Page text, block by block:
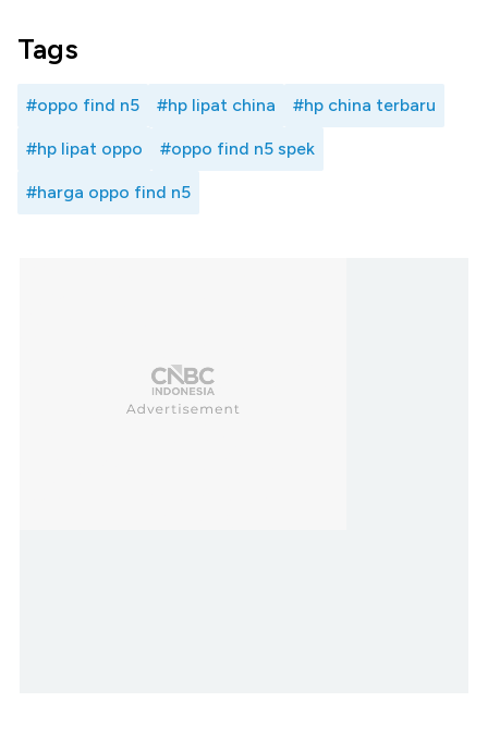
Tags
#oppo find n5 #hp lipat china #hp china terbaru
#hp lipat oppo #oppo find n5 spek
#harga oppo find n5